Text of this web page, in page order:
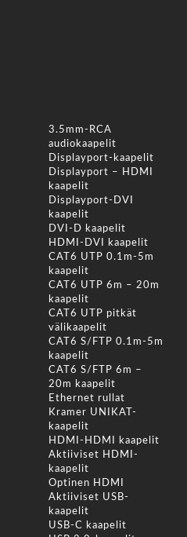
3.5mm-RCA
audiokaapelit
Displayport-kaapelit
Displayport – HDMI
kaapelit
Displayport-DVI
kaapelit
DVI-D kaapelit
HDMI-DVI kaapelit
CAT6 UTP 0.1m-5m
kaapelit
CAT6 UTP 6m – 20m
kaapelit
CAT6 UTP pitkät
välikaapelit
CAT6 S/FTP 0.1m-5m
kaapelit
CAT6 S/FTP 6m –
20m kaapelit
Ethernet rullat
Kramer UNIKAT-
kaapelit
HDMI-HDMI kaapelit
Aktiiviset HDMI-
kaapelit
Optinen HDMI
Aktiiviset USB-
kaapelit
USB-C kaapelit